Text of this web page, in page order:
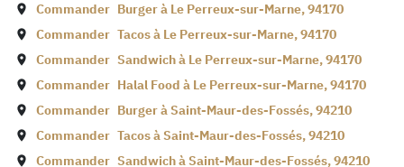
Commander Burger à Le Perreux-sur-Marne,94170
Commander Tacos à Le Perreux-sur-Marne,94170
Commander Sandwich à Le Perreux-sur-Marne,94170
Commander Halal Food à Le Perreux-sur-Marne,94170
Commander Burger àSaint-Maur-des-Fossés,94210
Commander Tacos àSaint-Maur-des-Fossés,94210
Commander Sandwich àSaint-Maur-des-Fossés,94210